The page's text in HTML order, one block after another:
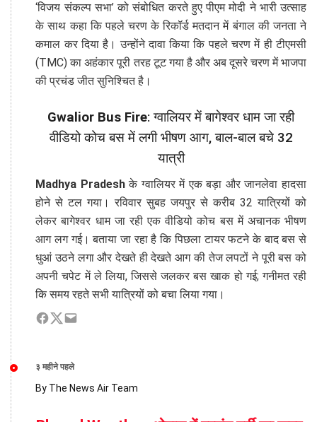
‘विजय संकल्प सभा’ को संबोधित करते हुए पीएम मोदी ने भारी उत्साह
के साथ कहा कि पहले चरण के रिकॉर्ड मतदान में बंगाल की जनता ने
कमाल कर दिया है। उन्होंने दावा किया कि पहले चरण में ही टीएमसी
(TMC) का अहंकार पूरी तरह टूट गया है और अब दूसरे चरण में भाजपा
की प्रचंड जीत सुनिश्चित है।
Gwalior Bus Fire: ग्वालियर में बागेश्वर धाम जा रही
वीडियो कोच बस में लगी भीषण आग, बाल-बाल बचे 32
यात्री
Madhya Pradeshके ग्वालियर में एक बड़ा और जानलेवा हादसा
होने से टल गया। रविवार सुबह जयपुर से करीब 32 यात्रियों को
लेकर बागेश्वर धाम जा रही एक वीडियो कोच बस में अचानक भीषण
आग लग गई। बताया जा रहा है कि पिछला टायर फटने के बाद बस से
धुआं उठने लगा और देखते ही देखते आग की तेज लपटों ने पूरी बस को
अपनी चपेट में ले लिया, जिससे जलकर बस खाक हो गई; गनीमत रही
कि समय रहते सभी यात्रियों को बचा लिया गया।
३ महीने पहले
By The News Air Team